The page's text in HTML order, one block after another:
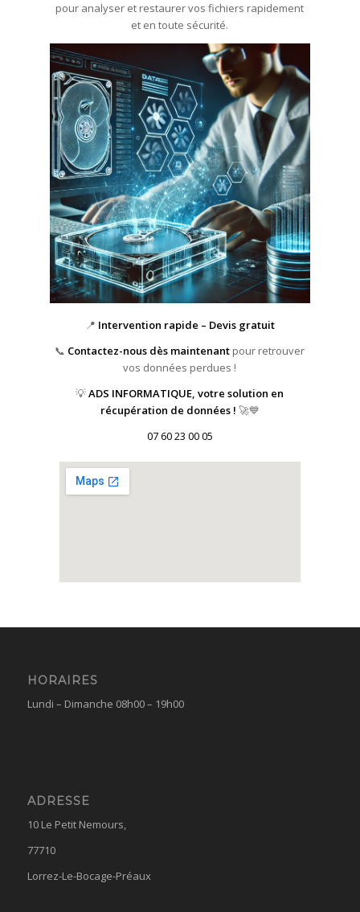
pour analyser et restaurer vos fichiers rapidement
et en toute sécurité.
📍 Intervention rapide – Devis gratuit
📞 Contactez-nous dès maintenant pour retrouver
vos données perdues !
💡ADS INFORMATIQUE, votre solution en
récupération de données ! 🚀💙
07 60 23 00 05
HORAIRES
Lundi – Dimanche 08h00 – 19h00
ADRESSE
10 Le Petit Nemours,
77710
Lorrez-Le-Bocage-Préaux